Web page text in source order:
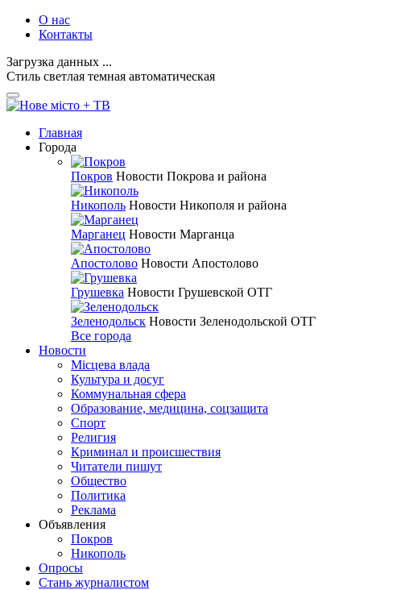
О нас
Контакты
Загрузка данных ...
Стиль светлая темная автоматическая
Главная
Города
Покров Новости Покрова и района
Никополь Новости Никополя и района
Марганец Новости Марганца
Апостолово Новости Апостолово
Грушевка Новости Грушевской ОТГ
Зеленодольск Новости Зеленодольской ОТГ
Все города
Новости
Місцева влада
Культура и досуг
Коммунальная сфера
Образование, медицина, соцзащита
Спорт
Религия
Криминал и происшествия
Читатели пишут
Общество
Политика
Реклама
Объявления
Покров
Никополь
Опросы
Стань журналистом